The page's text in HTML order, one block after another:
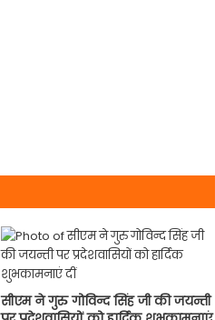
सीएम ने गुरु गोविन्द सिंह जी की जयन्ती